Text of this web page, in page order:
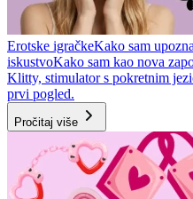
Erotske igračkeKako sam
iskustvoKako sam kao nova
Klitty, stimulator s pokretnim
prvi pogled.
Pročitaj više